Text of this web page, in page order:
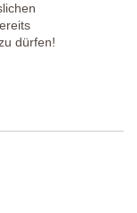
dürfen!